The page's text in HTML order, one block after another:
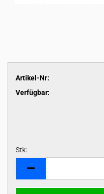
Artikel-Nr:
Verfügbar:
Stk: